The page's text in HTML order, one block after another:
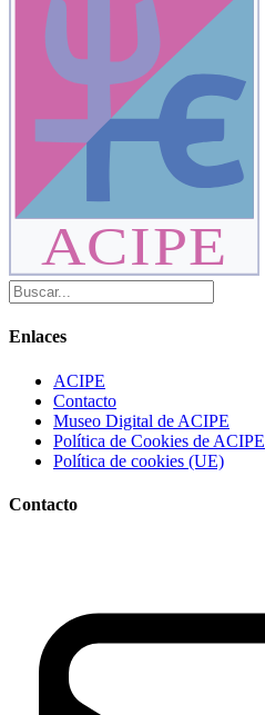
ACIPE
Enlaces
ACIPE
Contacto
Museo Digital de ACIPE
Política de Cookies de ACIPE
Política de cookies (UE)
Contacto